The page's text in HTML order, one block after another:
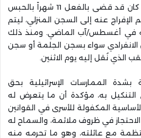
الثوابت” ولأن الشيخ كان قد قضى بالفعل 11 شهراً بالحبس
الإفراج عنه إلى السجن المنزلي، ليتم
في أغسطس/آب الماضي. ومنذ ذلك
سواء بسجن الجلمة أو سجن
الذي نُقل إليه يوم الاثنين.
بشدة الممارسات الإسرائيلية بحق
التنكيل به، مؤكدة أن ما يتعرض له
المكفولة للأسرى في القوانين
الاحتجاز في ظروف ملائمة، والسماح له
مع عائلته، وهو ما تحرمه منه